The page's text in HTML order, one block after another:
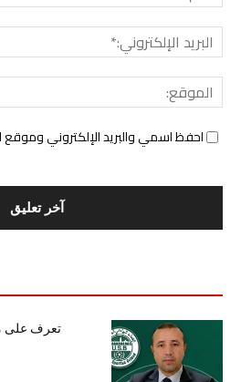
احفظ اسمي والبريد الإلكتروني
تعرف على